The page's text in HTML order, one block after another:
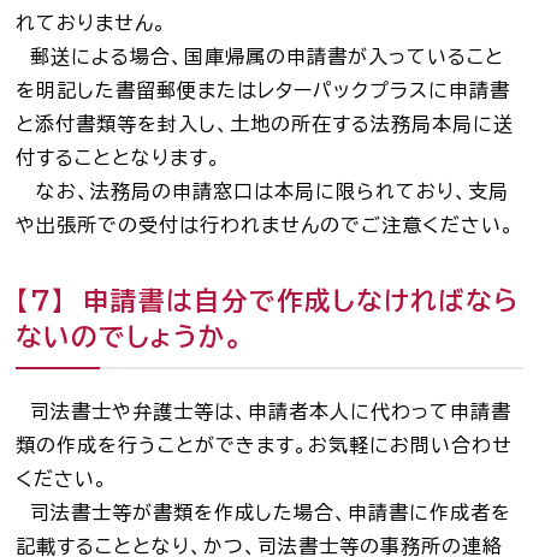
れておりません。
郵送による場合、国庫帰属の申請書が入っていること
を明記した書留郵便またはレターパックプラスに申請書
と添付書類等を封入し、土地の所在する法務局本局に送
付することとなります。
なお、法務局の申請窓口は本局に限られており、支局
や出張所での受付は行われませんのでご注意ください。
【７】 申請書は自分で作成しなければなら
ないのでしょうか。
司法書士や弁護士等は、申請者本人に代わって申請書
類の作成を行うことができます。お気軽にお問い合わせ
ください。
司法書士等が書類を作成した場合、申請書に作成者を
記載することとなり、かつ、司法書士等の事務所の連絡